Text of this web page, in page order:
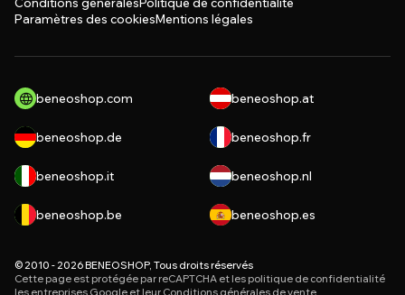
Paramètres des cookiesMentions légales
beneoshop.com beneoshop.at
beneoshop.de beneoshop.fr
beneoshop.it beneoshop.nl
beneoshop.be beneoshop.es
© 2010 - 2026 BENEOSHOP, Tous droits réservés
Cette page est protégée par reCAPTCHA et les politique de confidentialité
les entreprises Google et leur Conditions générales de vente